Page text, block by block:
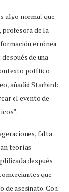
algo normal que
profesora de la
errónea
de una
político
añadió Starbird:
el evento de
falta
teorías
después
que
de asesinato. Con